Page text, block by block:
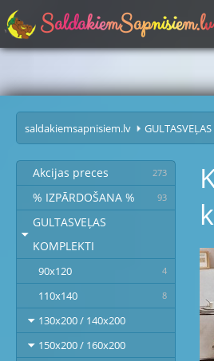
SaldakiemSapnisiem.lv
saldakiemsapnisiem.lv
Akcijas preces 273
% IZPĀRDOŠANA % 93
GULTASVEĻAS
KOMPLEKTI
90x120 4
110x140 8
130x200 / 140x200
150x200 / 160x200